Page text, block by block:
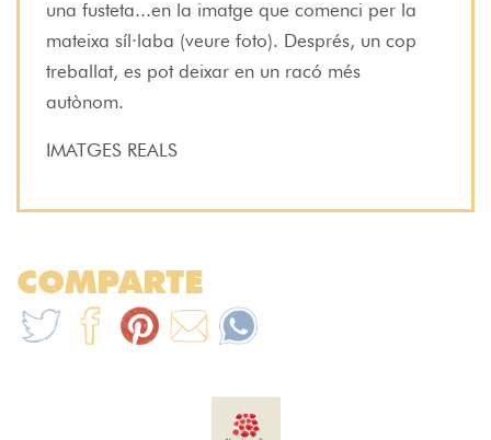
una fusteta...en la imatge que comenci per la
mateixa síl·laba (veure foto). Després, un cop
treballat, es pot deixar en un racó més
autònom.
IMATGES REALS
COMPARTE